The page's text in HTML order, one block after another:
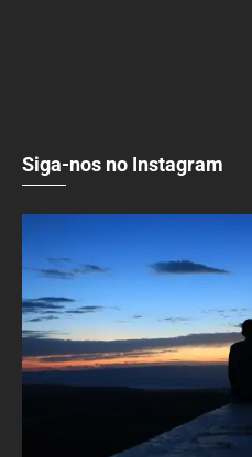
Siga-nos no Instagram